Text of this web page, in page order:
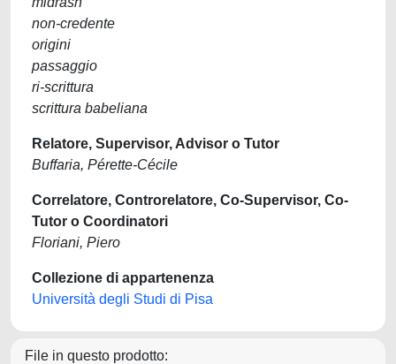
non-credente
origini
passaggio
ri-scrittura
scrittura babeliana
Relatore, Supervisor, Advisor o Tutor
Buffaria, Pérette-Cécile
Correlatore, Controrelatore, Co-Supervisor, Co-
Tutor o Coordinatori
Floriani, Piero
Collezione di appartenenza
Università degli Studi di Pisa
File in questo prodotto: